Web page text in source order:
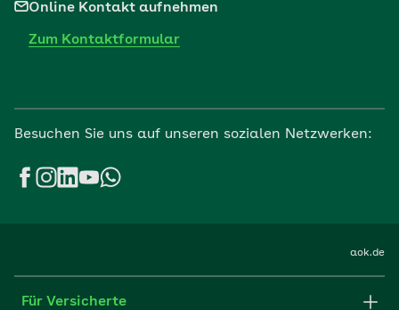
Online Kontakt aufnehmen
Zum Kontaktformular
Besuchen Sie uns auf unseren sozialen Netzwerken:
aok.de
Für Versicherte